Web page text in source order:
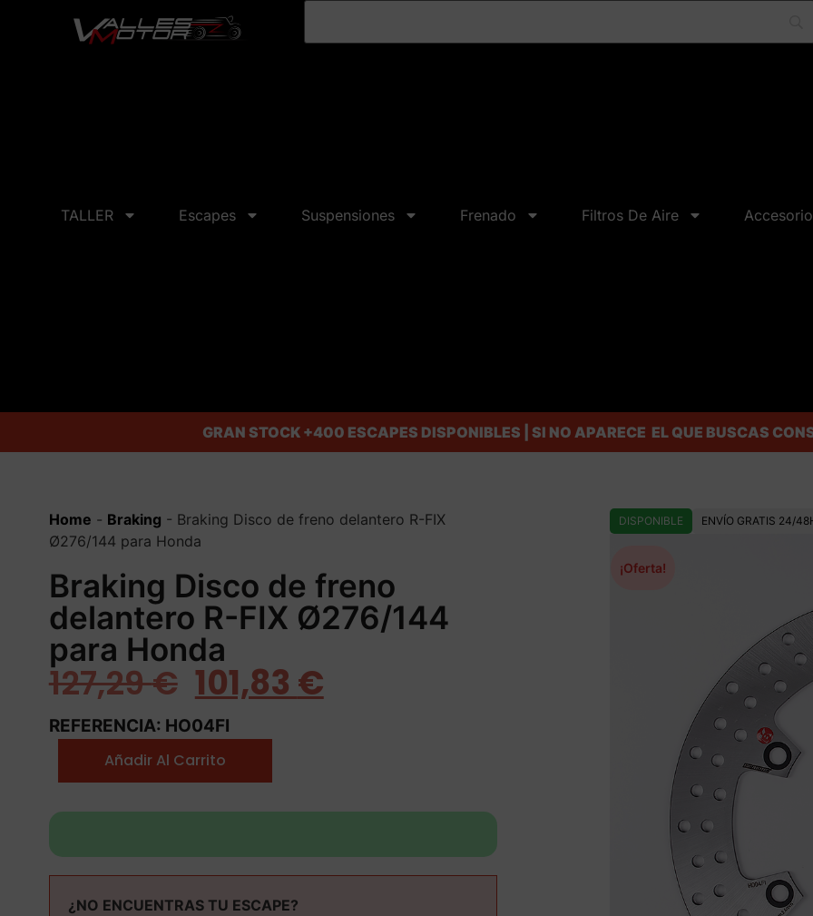
TALLER Escapes Suspensiones Frenado Filtros De Aire
GRAN STOCK +400 ESCAPES DISPONIBLES | SI NO APARECE EL QUE BUSCAS
Home - Braking - Braking Disco de freno delantero R-FIX
Ø276/144 para Honda
Braking Disco de freno
delantero R-FIX Ø276/144
para Honda
127,29€ 101,83 €
REFERENCIA: HO04FI
Añadir Al Carrito
¿NO ENCUENTRAS TU ESCAPE?
DISPONIBLE ENVÍO GRATIS 24/
¡Oferta!